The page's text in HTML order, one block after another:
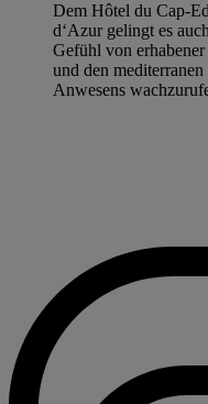
Dem Hôtel du Cap-
d‘Azur gelingt es
Gefühl von
und den
Anwesens